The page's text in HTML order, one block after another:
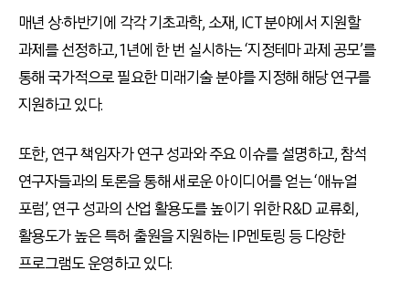
매년 상·하반기에 각각 기초과학, 소재, ICT 분야에서 지원할
과제를 선정하고, 1년에 한 번 실시하는 ‘지정테마 과제 공모’를
통해 국가적으로 필요한 미래기술 분야를 지정해 해당 연구를
지원하고 있다.
또한, 연구 책임자가 연구 성과와 주요 이슈를 설명하고, 참석
연구자들과의 토론을 통해 새로운 아이디어를 얻는 ‘애뉴얼
포럼’, 연구 성과의 산업 활용도를 높이기 위한 R&D 교류회,
활용도가 높은 특허 출원을 지원하는 IP멘토링 등 다양한
프로그램도 운영하고 있다.